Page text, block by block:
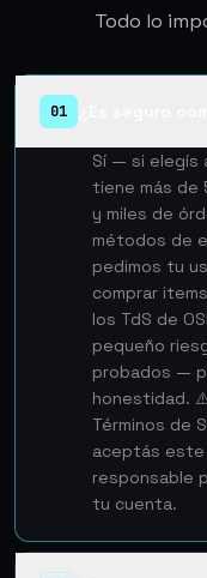
Todo lo
01
Sí — si elegís
tiene más de
y miles de
métodos de
pedimos tu
comprar
los TdS de
pequeño
probados —
honestidad.
Términos de
aceptás este
responsable
tu cuenta.